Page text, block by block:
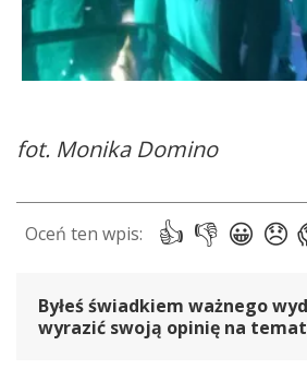
fot. Monika Domino
Byłeś świadkiem ważnego
wyrazić swoją opinię na